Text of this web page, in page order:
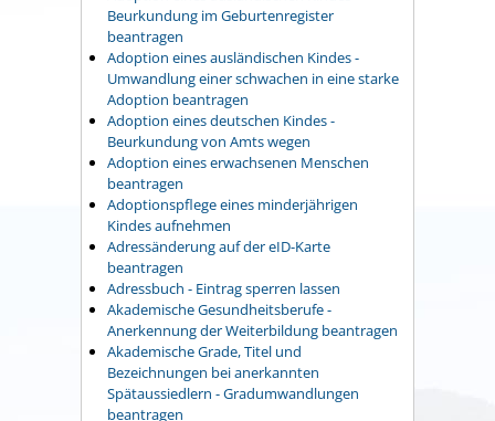
Beurkundung im Geburtenregister
beantragen
Adoption eines ausländischen Kindes -
Umwandlung einer schwachen in eine starke
Adoption beantragen
Adoption eines deutschen Kindes -
Beurkundung von Amts wegen
Adoption eines erwachsenen Menschen
beantragen
Adoptionspflege eines minderjährigen
Kindes aufnehmen
Adressänderung auf der eID-Karte
beantragen
Adressbuch - Eintrag sperren lassen
Akademische Gesundheitsberufe -
Anerkennung der Weiterbildung beantragen
Akademische Grade, Titel und
Bezeichnungen bei anerkannten
Spätaussiedlern - Gradumwandlungen
beantragen